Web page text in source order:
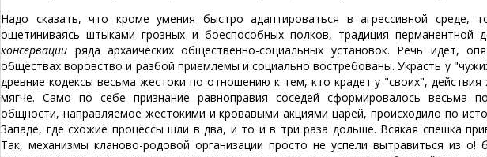
Надо сказать, что кроме умения быстро адаптироваться в агрессивной среде,
ощетиниваясь штыками грозных и боеспособных полков, традиция перманентной
консервации ряда архаических общественно-социальных установок. Речь идет,
обществах воровство и разбой приемлемы и социально востребованы. Украсть у
древние кодексы весьма жестоки по отношению к тем, кто крадет у "своих",
мягче. Само по себе признание равноправия соседей сформировалось весьма
общности, направляемое жестокими и кровавыми акциями царей, происходило по
Западе, где схожие процессы шли в два, и то и в три раза дольше. Всякая спешка
Так, механизмы кланово-родовой организации просто не успели вытравиться из